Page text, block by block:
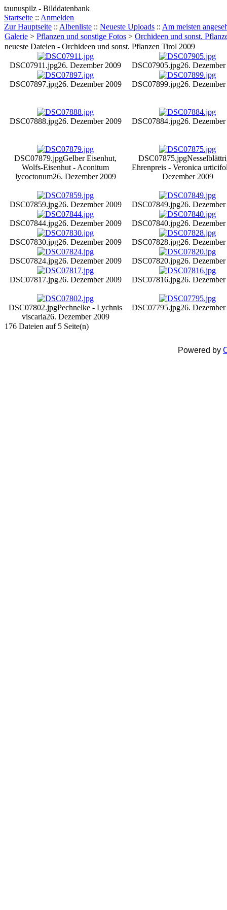
taunuspilz - Bilddatenbank
Startseite :: Anmelden
Zur Hauptseite :: Albenliste :: Neueste Uploads :: Am meisten
Galerie > Pflanzen und sonstige Fotos > Orchideen und sonst.
neueste Dateien - Orchideen und sonst. Pflanzen Tirol 2009
DSC07911.jpg26. Dezember 2009 DSC07905.jpg26.
DSC07897.jpg26. Dezember 2009 DSC07899.jpg26.
DSC07888.jpg26. Dezember 2009 DSC07884.jpg26.
DSC07879.jpgGelber Eisenhut,
Wolfs-Eisenhut - Aconitum
lycoctonum26. Dezember 2009
DSC07875.jpg
Ehrenpreis - Veronica
Dezember 2009
DSC07859.jpg26. Dezember 2009 DSC07849.jpg26.
DSC07844.jpg26. Dezember 2009 DSC07840.jpg26.
DSC07830.jpg26. Dezember 2009 DSC07828.jpg26.
DSC07824.jpg26. Dezember 2009 DSC07820.jpg26.
DSC07817.jpg26. Dezember 2009 DSC07816.jpg26.
DSC07802.jpgPechnelke - Lychnis
viscaria26. Dezember 2009
DSC07795.jpg26.
176 Dateien auf 5 Seite(n)
Powered by